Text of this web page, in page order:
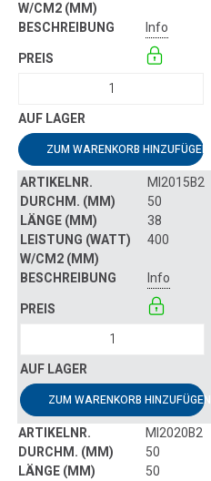
Info
ZUM WARENKORB HINZUFÜGEN
MI2015B2
50
38
400
Info
ZUM WARENKORB HINZUFÜGEN
MI2020B2
50
50